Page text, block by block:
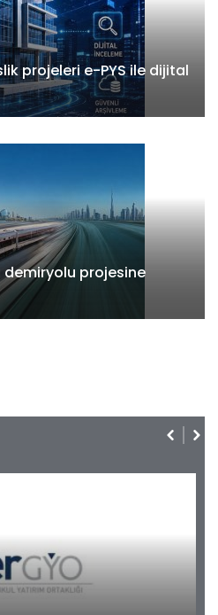
projeleri e-PYS ile dijital
demiryolu projesine